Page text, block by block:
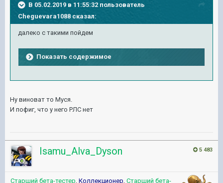
В 05.02.2019 в 11:55:32 пользователь
Cheguevara1088сказал:
далеко с такими пойдем
Показать содержимое
Ну виноват то Муся.
И пофиг, что у него РЛС нет
5 483
Isamu_Alva_Dyson
Старший бета-тестер, Коллекционер, Старший бета-